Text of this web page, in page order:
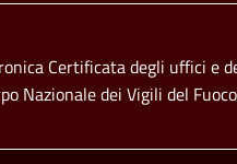
Certificata degli uffici e
Nazionale dei Vigili del Fuoco